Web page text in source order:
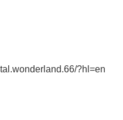
?hl=en